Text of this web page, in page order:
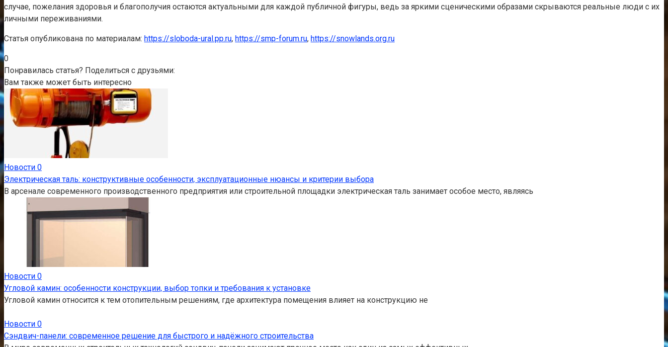
случае, пожелания здоровья и благополучия остаются актуальными для каждой публичной фигуры, ведь за яркими сценическими образами скрываются реальные люди с их
личными переживаниями.
Статья опубликована по материалам: https://sloboda-ural.pp.ru, https://smp-forum.ru, https://snowlands.org.ru
0
Понравилась статья? Поделиться с друзьями:
Вам также может быть интересно
Новости 0
Электрическая таль: конструктивные особенности, эксплуатационные нюансы и критерии выбора
В арсенале современного производственного предприятия или строительной площадки электрическая таль занимает особое место, являясь
Новости 0
Угловой камин: особенности конструкции, выбор топки и требования к установке
Угловой камин относится к тем отопительным решениям, где архитектура помещения влияет на конструкцию не
Новости 0
Сэндвич-панели: современное решение для быстрого и надёжного строительства